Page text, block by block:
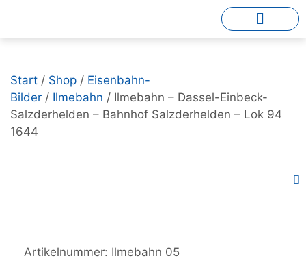
Start / Shop / Eisenbahn-
Bilder / Ilmebahn / Ilmebahn – Dassel-Einbeck-
Salzderhelden – Bahnhof Salzderhelden – Lok 94
1644
Artikelnummer: Ilmebahn 05